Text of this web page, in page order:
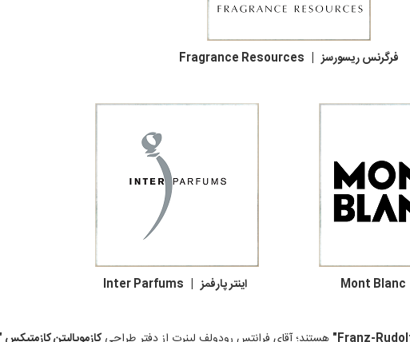
فرگرنس ریسورسز | Fragrance Resources